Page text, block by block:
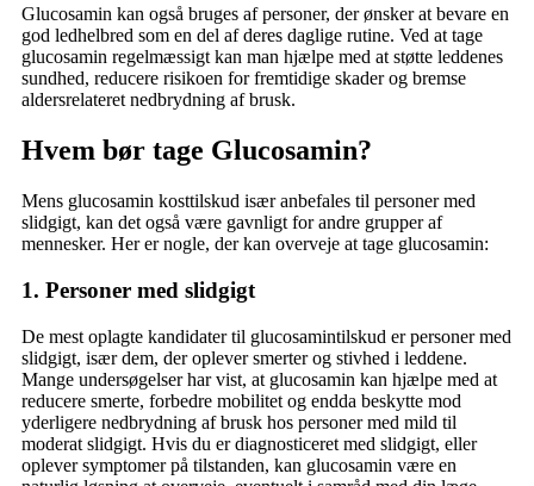
Glucosamin kan også bruges af personer, der ønsker at bevare en
god ledhelbred som en del af deres daglige rutine. Ved at tage
glucosamin regelmæssigt kan man hjælpe med at støtte leddenes
sundhed, reducere risikoen for fremtidige skader og bremse
aldersrelateret nedbrydning af brusk.
Hvem bør tage Glucosamin?
Mens glucosamin kosttilskud især anbefales til personer med
slidgigt, kan det også være gavnligt for andre grupper af
mennesker. Her er nogle, der kan overveje at tage glucosamin:
1. Personer med slidgigt
De mest oplagte kandidater til glucosamintilskud er personer med
slidgigt, især dem, der oplever smerter og stivhed i leddene.
Mange undersøgelser har vist, at glucosamin kan hjælpe med at
reducere smerte, forbedre mobilitet og endda beskytte mod
yderligere nedbrydning af brusk hos personer med mild til
moderat slidgigt. Hvis du er diagnosticeret med slidgigt, eller
oplever symptomer på tilstanden, kan glucosamin være en